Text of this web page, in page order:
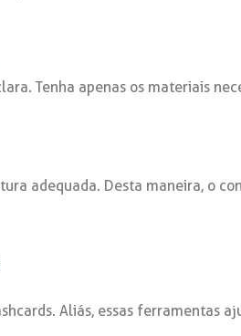
Tenha apenas os materiais
adequada. Desta maneira, o
Aliás, essas ferramentas